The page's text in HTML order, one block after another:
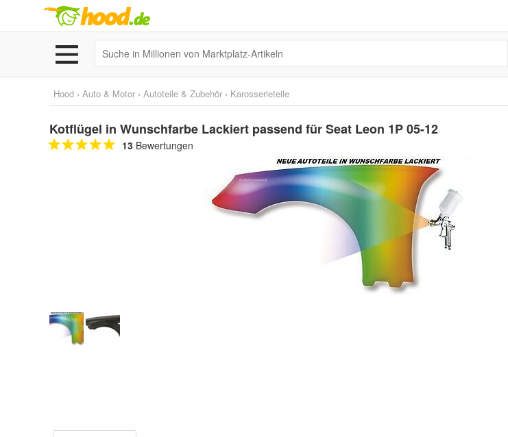
Hood › Auto & Motor › Autoteile & Zubehör › Karosserieteile
Kotflügel in Wunschfarbe Lackiert passend für Seat Leon 1P 05-12
13 Bewertungen